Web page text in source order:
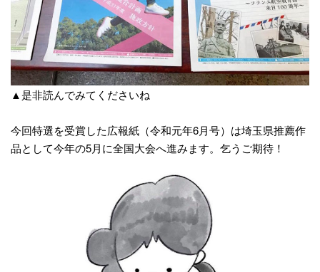
▲是非読んでみてくださいね
今回特選を受賞した広報紙（令和元年6月号）は埼玉県推薦作
品として今年の5月に全国大会へ進みます。乞うご期待！